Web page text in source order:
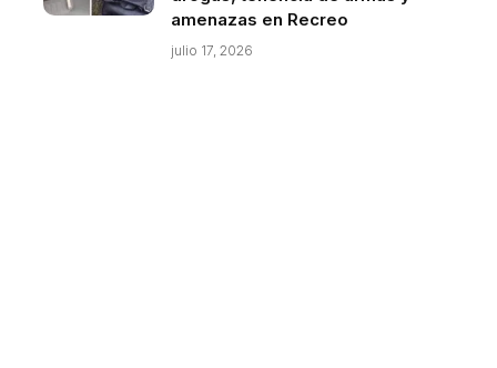
amenazas en Recreo
julio 17, 2026